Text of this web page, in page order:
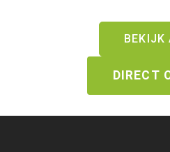
BEKIJK
DIRECT